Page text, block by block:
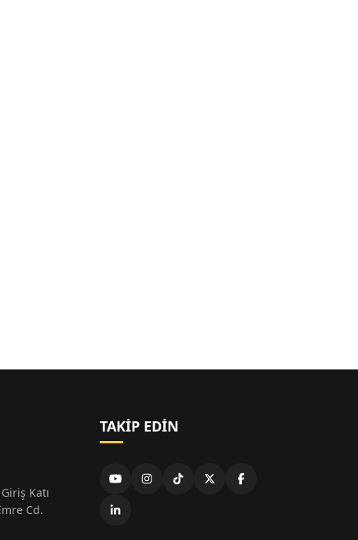
Katı
Cd.
TAKIP EDIN